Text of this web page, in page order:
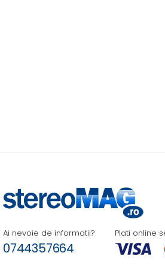
Ai nevoie de informatii?
0744357664
Plati online